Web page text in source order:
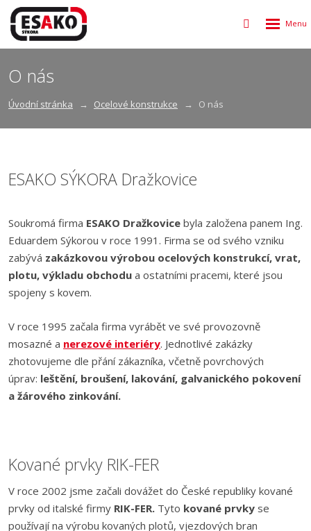
Vyhledávání
Rozbalení
O nás
Úvodní stránka Ocelové konstrukce O nás
ESAKO SÝKORA Dražkovice
Soukromá firma ESAKO Dražkovice byla založena panem Ing.
Eduardem Sýkorou v roce 1991. Firma se od svého vzniku
zabývá zakázkovou výrobou ocelových konstrukcí, vrat,
plotu, výkladu obchodu a ostatními pracemi, které jsou
spojeny s kovem.
V roce 1995 začala firma vyrábět ve své provozovně
mosazné a nerezové interiéry. Jednotlivé zakázky
zhotovujeme dle přání zákazníka, včetně povrchových
úprav: leštění, broušení, lakování, galvanického pokovení
a žárového zinkování.
Kované prvky RIK-FER
V roce 2002 jsme začali dovážet do České republiky kované
prvky od italské firmy RIK-FER. Tyto kované prvky se
používají na výrobu kovaných plotů, vjezdových bran